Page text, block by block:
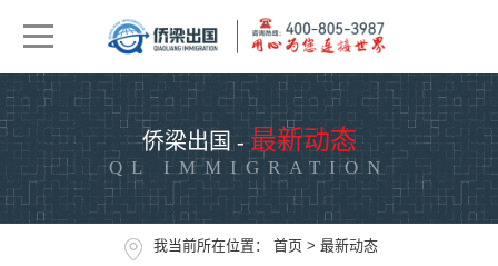
侨梁出国 -最新动态
QL IMMIGRATION
我当前所在位置： 首页 > 最新动态